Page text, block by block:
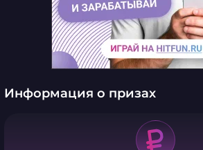
Информация о призах